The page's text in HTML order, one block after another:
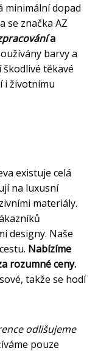
minimální dopad
se značka AZ
a
barvy a
těkavé
i životnímu
existuje celá
na luxusní
materiály.
designy. Naše
Nabízíme
rozumné ceny.
takže se hodí
odlišujeme
pouze